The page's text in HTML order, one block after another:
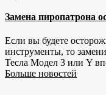
Замена пиропатрона
Если вы будете
инструменты, то
Тесла Модел 3 или Y
Больше новостей